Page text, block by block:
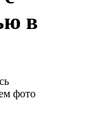
в
фото